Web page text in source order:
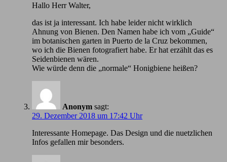
Hallo Herr Walter,
das ist ja interessant. Ich habe leider nicht wirklich
Ahnung von Bienen. Den Namen habe ich vom „Guide“
im botanischen garten in Puerto de la Cruz bekommen,
wo ich die Bienen fotografiert habe. Er hat erzählt das es
Seidenbienen wären.
Wie würde denn die „normale“ Honigbiene heißen?
Anonym sagt:
29. Dezember 2018 um 17:42 Uhr
Іnteressante Homepage. Das Design und die nuetzlichen
Infos gefallen mir besonders.